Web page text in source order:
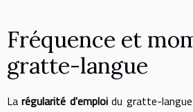
Fréquence et
gratte-langue
Larégularité d'emploidu gratte-langue